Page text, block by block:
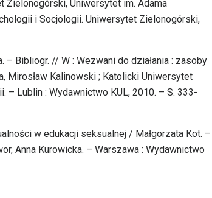
Zielonogórski, Uniwersytet im. Adama
i Socjologii. Uniwersytet Zielonogórski,
– Bibliogr. // W : Wezwani do działania : zasoby
Mirosław Kalinowski ; Katolicki Uniwersytet
– Lublin : Wydawnictwo KUL, 2010. – S. 333-
w edukacji seksualnej / Małgorzata Kot. –
Anna Kurowicka. – Warszawa : Wydawnictwo